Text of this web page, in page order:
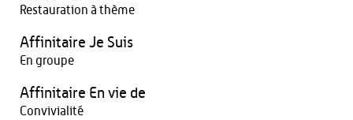
Restauration à thème
Affinitaire Je Suis
En groupe
Affinitaire En vie de
Convivialité